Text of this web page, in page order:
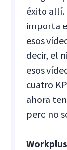
éxito allí.
importa
esos
decir, el
esos
cuatro
ahora
pero no